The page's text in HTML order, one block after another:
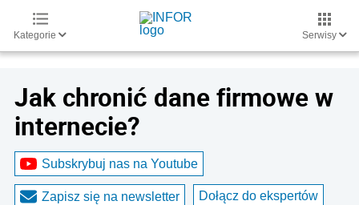
Kategorie Serwisy
Jak chronić dane firmowe w
internecie?
Subskrybuj nas na Youtube
Zapisz się na newsletter Dołącz do ekspertów